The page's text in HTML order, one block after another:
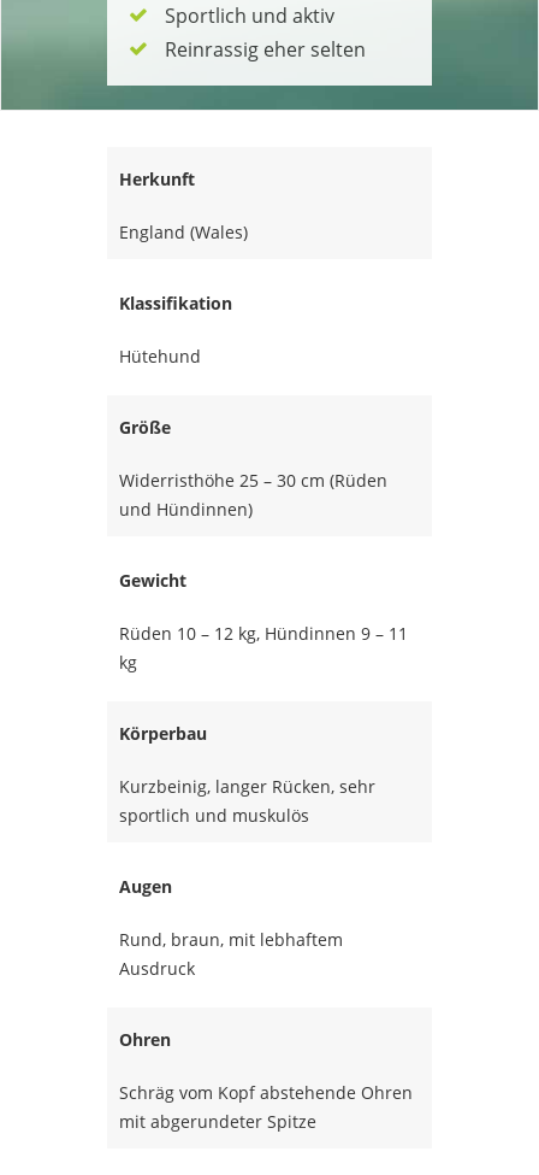
Sportlich und aktiv
Reinrassig eher selten
Herkunft
England (Wales)
Klassifikation
Hütehund
Größe
Widerristhöhe 25 – 30 cm (Rüden
und Hündinnen)
Gewicht
Rüden 10 – 12 kg, Hündinnen 9 – 11
kg
Körperbau
Kurzbeinig, langer Rücken, sehr
sportlich und muskulös
Augen
Rund, braun, mit lebhaftem
Ausdruck
Ohren
Schräg vom Kopf abstehende Ohren
mit abgerundeter Spitze